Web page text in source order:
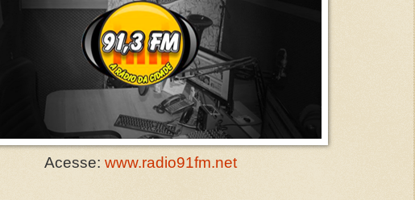
Acesse: www.radio91fm.net